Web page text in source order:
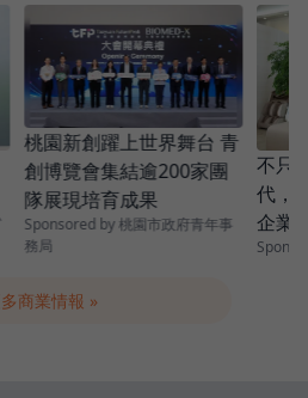
桃園新創躍上世界舞台 青
創博覽會集結逾200家團
隊展現培育成果
Sponsored by 桃園市政府青年事
務局
不只
代，
企業
成效
商業情報 »